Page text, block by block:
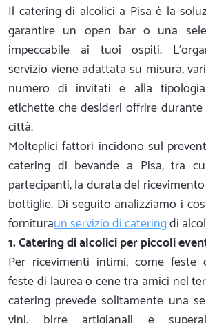
Il catering di alcolici a Pisa è la
garantire un open bar o una
impeccabile ai tuoi ospiti.
servizio viene adattata su misura,
numero di invitati e alla
etichette che desideri offrire
città.
Molteplici fattori incidono sul
catering di bevande a Pisa, tra
partecipanti, la durata del
bottiglie. Di seguito analizziamo i
fornituraun servizio di cateringdi
1. Catering di alcolici per piccoli
Per ricevimenti intimi, come feste
feste di laurea o cene tra amici nel
catering prevede solitamente una